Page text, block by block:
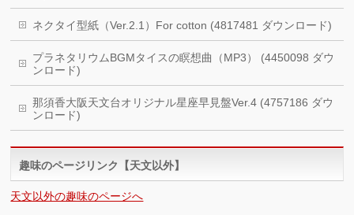
ネクタイ型紙（Ver.2.1）For cotton (4817481 ダウンロード)
プラネタリウムBGMタイスの瞑想曲（MP3） (4450098 ダウ
ンロード)
那須香大阪天文台オリジナル星座早見盤Ver.4 (4757186 ダウ
ンロード)
趣味のページリンク【天文以外】
天文以外の趣味のページへ